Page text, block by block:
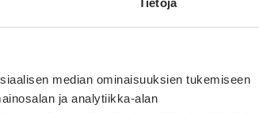
Tietoja
median ominaisuuksien tukemiseen
ja analytiikka-alan
LISÄÄ OSTOSKORIIN